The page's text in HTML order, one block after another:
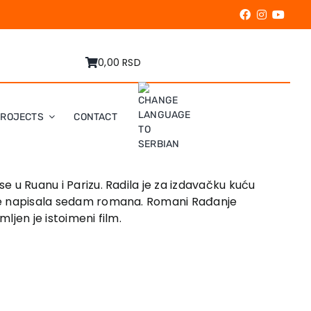
0,00 RSD
CONTACT
Ruanu i Parizu. Radila je za izdavačku kuću
sedam romana. Romani Rađanje
je istoimeni film.